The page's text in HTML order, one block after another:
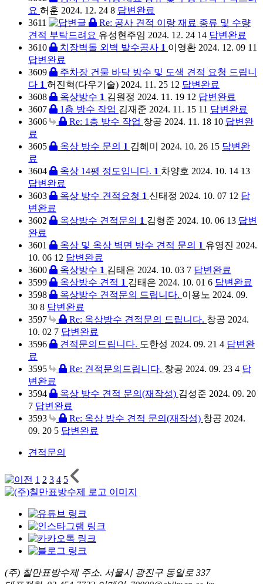
요 허훈 2024. 12. 24 8 답변완료
3611
Re: 공사 견적 이랑 재료 종류 및 수량
견적 부탁드려요 유성현주임 2024. 12. 24 14 답변완료
3610
치장벽돌 외벽 발수공사 1 이영환 2024. 12. 09 11
답변완료
3609
주차장 건물 바닥 방수 및 도색 견적 요청 드립니
다 1 허진혁(다우기술) 2024. 11. 25 12 답변완료
3608
옥상방수 1 김원정 2024. 11. 19 12 답변완료
3607
1층 방수 작업 김재준 2024. 11. 15 11 답변완료
3606
Re: 1층 방수 작업 창공 2024. 11. 18 10 답변완
료
3605
옥상 방수 문의 1 김혜미 2024. 10. 26 15 답변완
료
3604
옥상 14평 정도입니다. 1 차양호 2024. 10. 14 13
답변완료
3603
옥상 방수 견적요청 1 신태정 2024. 10. 07 12 답
변완료
3602
옥상방수 견적문의 1 김형준 2024. 10. 06 13 답변
완료
3601
옥상 및 옥상 벽면 방수 견적 문의 1 유영진 2024.
10. 06 12 답변완료
3600
옥상방수 1 김태은 2024. 10. 03 7 답변완료
3599
옥상방수 견적 1 김태은 2024. 10. 01 6 답변완료
3598
옥상방수 견적문의 드립니다. 이용노 2024. 09.
30 8 답변완료
3597
Re: 옥상방수 견적문의 드립니다. 창공 2024.
10. 02 7 답변완료
3596
견적문의드립니다. 도한성 2024. 09. 21 4 답변완
료
3595
Re: 견적문의드립니다. 창공 2024. 09. 23 4 답
변완료
3594
옥상 방수 견적 문의(재작성) 김성준 2024. 09. 20
7 답변완료
3593
Re: 옥상 방수 견적 문의(재작성) 창공 2024.
09. 20 5 답변완료
견적문의
1 2 3 4 5
(주) 칠만표방수제 주소. 서울시 광진구 동일로 337